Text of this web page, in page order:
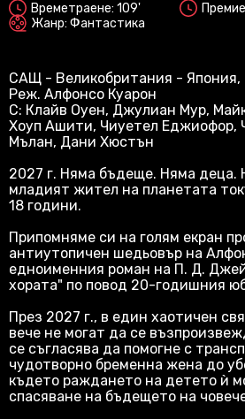
Времетраене: 109'
Жанр: Фантастика
САЩ - Великобритания - Япония,
Реж. Алфонсо Куарон
С: Клайв Оуен, Джулиан Мур,
Хоуп Ашити, Чиуетел Еджиофор,
Мълан, Дани Хюстън
2027 г. Няма бъдеще. Няма
младият жител на планетата
18 години.
Припомняме си на голям екран
антиутопичен шедьовър на
едноименния роман на П. Д.
хората" по повод 20-годишния
През 2027 г., в един хаотичен
вече не могат да се
се съгласява да помогне с
чудотворно бременна жена до
където раждането на детето ѝ
спасяване на бъдещето на